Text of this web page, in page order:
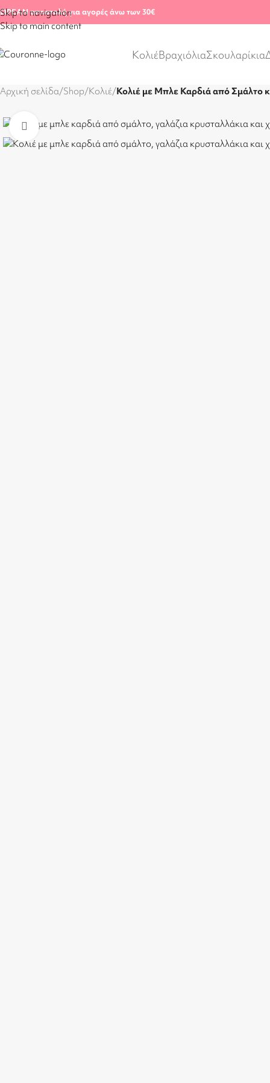
Skip to navigation
Skip to main content
αποστολή για αγορές άνω των 30€
ΚολιέΒραχιόλιαΣκουλαρίκια
Αρχική σελίδα/Shop/Κολιέ/Κολιέ με Μπλε Καρδιά από Σμάλτο
Click to enlarge